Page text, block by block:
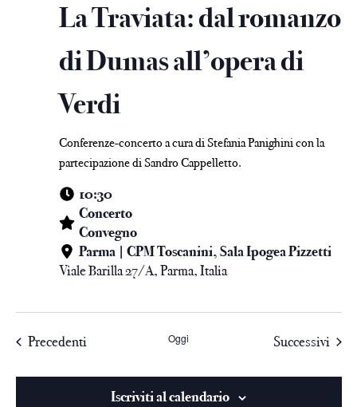
La Traviata: dal romanzo
di Dumas all’opera di
Verdi
Conferenze-concerto a cura di Stefania Panighini con la
partecipazione di Sandro Cappelletto.
10:30
Concerto
Convegno
Parma | CPM Toscanini, Sala Ipogea Pizzetti
Viale Barilla 27/A, Parma, Italia
Precedenti Oggi Successivi
Iscriviti al calendario